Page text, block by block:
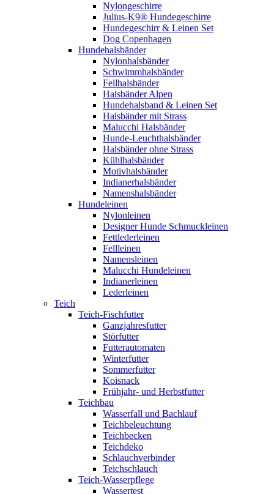
Nylongeschirre
Julius-K9® Hundegeschirre
Hundegeschirr & Leinen Set
Dog Copenhagen
Hundehalsbänder
Nylonhalsbänder
Schwimmhalsbänder
Fellhalsbänder
Halsbänder Alpen
Hundehalsband & Leinen Set
Halsbänder mit Strass
Malucchi Halsbänder
Hunde-Leuchthalsbänder
Halsbänder ohne Strass
Kühlhalsbänder
Motivhalsbänder
Indianerhalsbänder
Namenshalsbänder
Hundeleinen
Nylonleinen
Designer Hunde Schmuckleinen
Fettlederleinen
Fellleinen
Namensleinen
Malucchi Hundeleinen
Indianerleinen
Lederleinen
Teich
Teich-Fischfutter
Ganzjahresfutter
Störfutter
Futterautomaten
Winterfutter
Sommerfutter
Koisnack
Frühjahr- und Herbstfutter
Teichbau
Wasserfall und Bachlauf
Teichbeleuchtung
Teichbecken
Teichdeko
Schlauchverbinder
Teichschlauch
Teich-Wasserpflege
Wassertest